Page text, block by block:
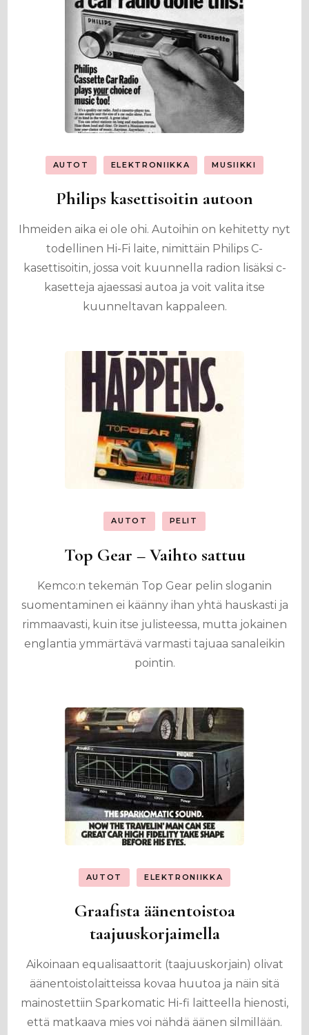
AUTOT ELEKTRONIIKKA MUSIIKKI
Philips kasettisoitin autoon
Ihmeiden aika ei ole ohi. Autoihin on kehitetty nyt
todellinen Hi-Fi laite, nimittäin Philips C-
kasettisoitin, jossa voit kuunnella radion lisäksi c-
kasetteja ajaessasi autoa ja voit valita itse
kuunneltavan kappaleen.
AUTOT PELIT
Top Gear – Vaihto sattuu
Kemco:n tekemän Top Gear pelin sloganin
suomentaminen ei käänny ihan yhtä hauskasti ja
rimmaavasti, kuin itse julisteessa, mutta jokainen
englantia ymmärtävä varmasti tajuaa sanaleikin
pointin.
AUTOT ELEKTRONIIKKA
Graafista äänentoistoa
taajuuskorjaimella
Aikoinaan equalisaattorit (taajuuskorjain) olivat
äänentoistolaitteissa kovaa huutoa ja näin sitä
mainostettiin Sparkomatic Hi-fi laitteella hienosti,
että matkaava mies voi nähdä äänen silmillään.